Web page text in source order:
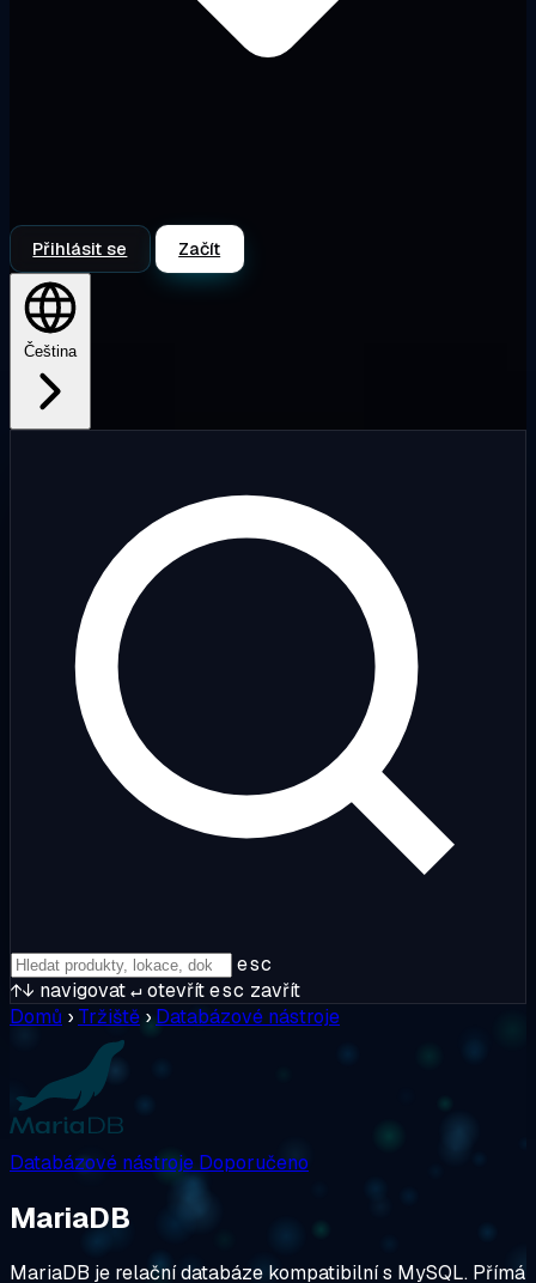
Přihlásit se Začít
Čeština
esc
↑↓ navigovat↵otevřítesc zavřít
Domů › Tržiště › Databázové nástroje
Databázové nástroje Doporučeno
MariaDB
MariaDB je relační databáze kompatibilní s MySQL. Přímá